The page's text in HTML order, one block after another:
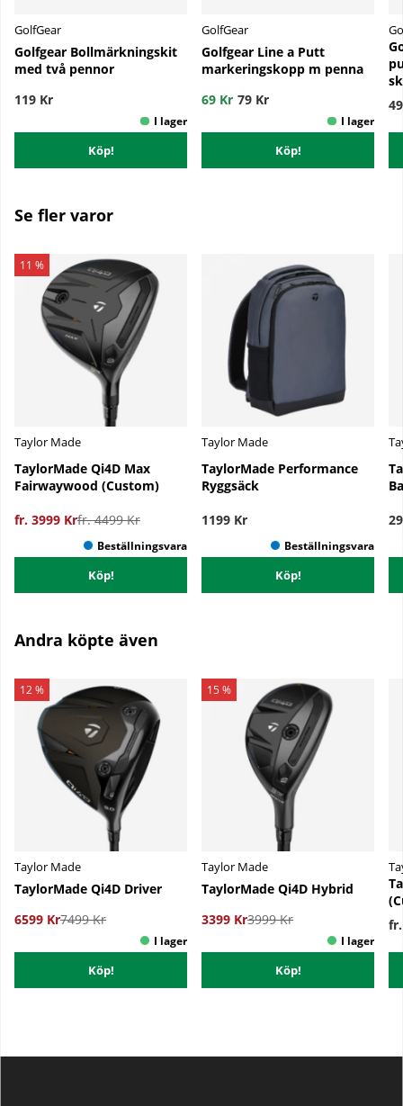
GolfGear
Golfgear Bollmärkningskit
med två pennor
119 Kr
Köp!
GolfGear
Golfgear Line a Putt
markeringskopp m penna
69 Kr 79 Kr
Köp!
Se fler varor
11 %
Taylor Made
TaylorMade Qi4D Max
Fairwaywood (Custom)
fr. 3999 Krfr. 4499 Kr
Köp!
Taylor Made
TaylorMade Performance
Ryggsäck
1199 Kr
Köp!
Andra köpte även
12 %
Taylor Made
TaylorMade Qi4D Driver
6599 Kr7499 Kr
Köp!
15 %
Taylor Made
TaylorMade Qi4D Hybrid
3399 Kr3999 Kr
Köp!